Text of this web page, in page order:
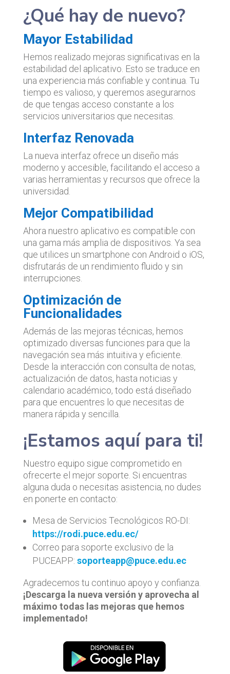
¿Qué hay de nuevo?
Mayor Estabilidad
Hemos realizado mejoras significativas en la
estabilidad del aplicativo. Esto se traduce en
una experiencia más confiable y continua. Tu
tiempo es valioso, y queremos asegurarnos
de que tengas acceso constante a los
servicios universitarios que necesitas.
Interfaz Renovada
La nueva interfaz ofrece un diseño más
moderno y accesible, facilitando el acceso a
varias herramientas y recursos que ofrece la
universidad.
Mejor Compatibilidad
Ahora nuestro aplicativo es compatible con
una gama más amplia de dispositivos. Ya sea
que utilices un smartphone con Android o iOS,
disfrutarás de un rendimiento fluido y sin
interrupciones.
Optimización de
Funcionalidades
Además de las mejoras técnicas, hemos
optimizado diversas funciones para que la
navegación sea más intuitiva y eficiente.
Desde la interacción con consulta de notas,
actualización de datos, hasta noticias y
calendario académico, todo está diseñado
para que encuentres lo que necesitas de
manera rápida y sencilla.
¡Estamos aquí para ti!
Nuestro equipo sigue comprometido en
ofrecerte el mejor soporte. Si encuentras
alguna duda o necesitas asistencia, no dudes
en ponerte en contacto:
Mesa de Servicios Tecnológicos RO-DI:
https://rodi.puce.edu.ec/
Correo para soporte exclusivo de la
PUCEAPP: soporteapp@puce.edu.ec
Agradecemos tu continuo apoyo y confianza.
¡Descarga la nueva versión y aprovecha al
máximo todas las mejoras que hemos
implementado!